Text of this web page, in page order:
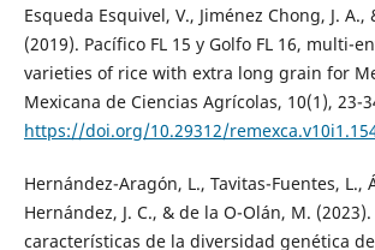
Esqueda Esquivel, V., Jiménez Chong, J. A.,
(2019). Pacífico FL 15 y Golfo FL 16, multi-
varieties of rice with extra long grain for
Mexicana de Ciencias Agrícolas, 10(1), 23-
https://doi.org/10.29312/
Hernández-Aragón, L., Tavitas-Fuentes, L.,
Hernández, J. C., & de la O-Olán, M.
características de la diversidad genética